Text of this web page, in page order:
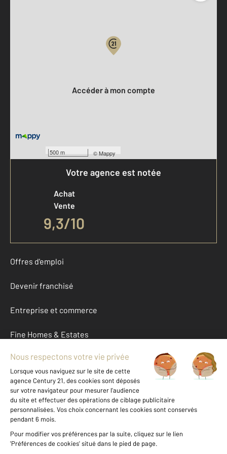
500 m ©Mappy
Accéder à mon compte
Votre agence est notée
Achat
Vente
9,3/10
Offres d'emploi
Devenir franchisé
Entreprise et commerce
Fine Homes & Estates
À propos
International
Nous contacter